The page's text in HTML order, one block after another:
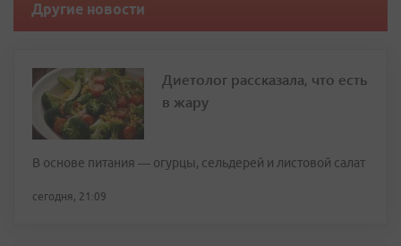
Другие новости
Диетолог рассказала, что есть
в жару
В основе питания — огурцы, сельдерей и листовой салат
сегодня, 21:09